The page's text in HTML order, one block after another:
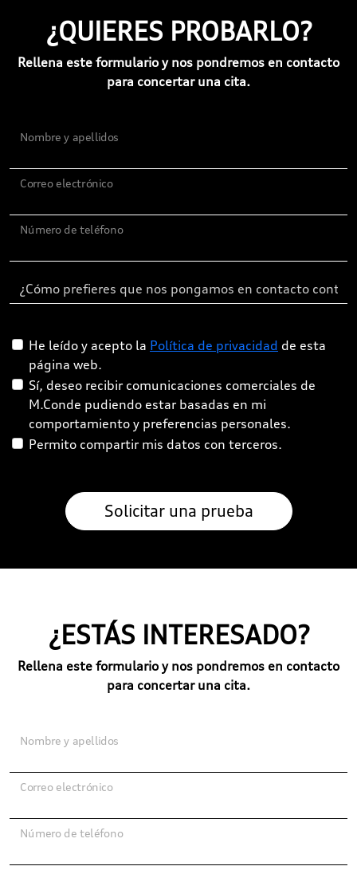
¿QUIERES PROBARLO?
Rellena este formulario y nos pondremos en contacto
para concertar una cita.
Nombre y apellidos
Correo electrónico
Número de teléfono
He leído y acepto la Política de privacidad de esta
página web.
Sí, deseo recibir comunicaciones comerciales de
M.Conde pudiendo estar basadas en mi
comportamiento y preferencias personales.
Permito compartir mis datos con terceros.
¿ESTÁS INTERESADO?
Rellena este formulario y nos pondremos en contacto
para concertar una cita.
Nombre y apellidos
Correo electrónico
Número de teléfono